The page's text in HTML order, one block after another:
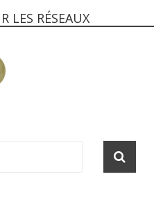
LES RÉSEAUX